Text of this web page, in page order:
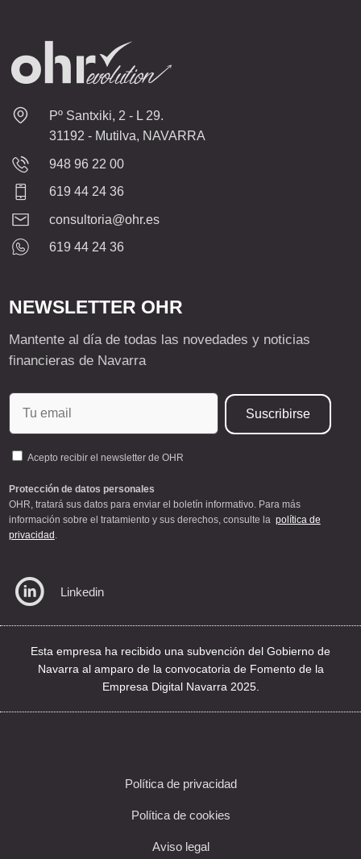
Pº Santxiki, 2 - L 29.
31192 - Mutilva, NAVARRA
948 96 22 00
619 44 24 36
consultoria@ohr.es
619 44 24 36
NEWSLETTER OHR
Mantente al día de todas las novedades y noticias
financieras de Navarra
Acepto recibir el newsletter de OHR
Protección de datos personales
OHR, tratará sus datos para enviar el boletín informativo. Para más
información sobre el tratamiento y sus derechos, consulte la política de
privacidad .
Linkedin
Esta empresa ha recibido una subvención del Gobierno de
Navarra al amparo de la convocatoria de Fomento de la
Empresa Digital Navarra 2025.
Política de privacidad
Política de cookies
Aviso legal